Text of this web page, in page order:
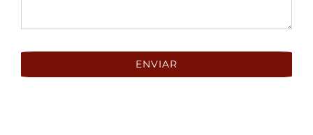
ENVIAR